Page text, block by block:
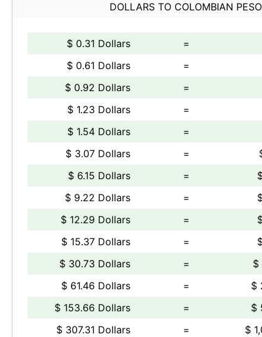
DOLLARS TO COLOMBIAN
$ 0.31 Dollars =
$ 0.61 Dollars
=
$ 0.92 Dollars
=
$ 1.23 Dollars
=
$ 1.54 Dollars
=
$ 3.07 Dollars
=
$ 6.15 Dollars
=
$ 9.22 Dollars
=
$ 12.29 Dollars
=
$ 15.37 Dollars
=
$ 30.73 Dollars
=
$
$ 61.46 Dollars
=
$
$ 153.66 Dollars
=
$
$ 307.31 Dollars
= $